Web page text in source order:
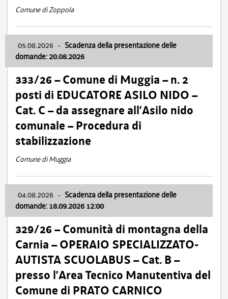
Comune di Zoppola
05.08.2026 - Scadenza della presentazione delle
domande: 20.08.2026
333/26 – Comune di Muggia – n. 2
posti di EDUCATORE ASILO NIDO –
Cat. C – da assegnare all’Asilo nido
comunale – Procedura di
stabilizzazione
Comune di Muggia
04.08.2026 - Scadenza della presentazione delle
domande: 18.09.2026 12:00
329/26 – Comunità di montagna della
Carnia – OPERAIO SPECIALIZZATO-
AUTISTA SCUOLABUS – Cat. B –
presso l’Area Tecnico Manutentiva del
Comune di PRATO CARNICO